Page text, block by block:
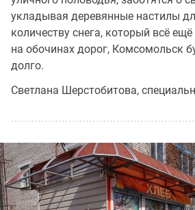
укладывая деревянные настилы
количеству снега, который всё
на обочинах дорог, Комсомольск
долго.
Светлана Шерстобитова,